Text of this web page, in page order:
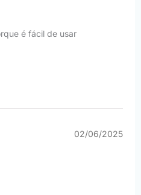
é fácil de usar
02/06/2025